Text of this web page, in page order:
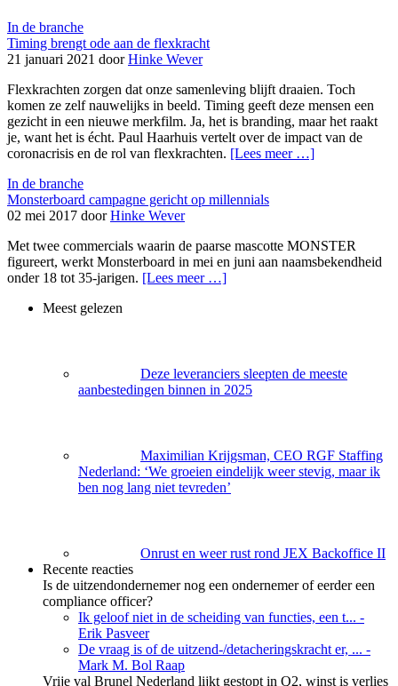
In de branche
Timing brengt ode aan de flexkracht
21 januari 2021 doorHinke Wever
Flexkrachten zorgen dat onze samenleving blijft draaien. Toch
komen ze zelf nauwelijks in beeld. Timing geeft deze mensen een
gezicht in een nieuwe merkfilm. Ja, het is branding, maar het raakt
je, want het is écht. Paul Haarhuis vertelt over de impact van de
coronacrisis en de rol van flexkrachten. [Lees meer …]
In de branche
Monsterboard campagne gericht op millennials
02 mei 2017 doorHinke Wever
Met twee commercials waarin de paarse mascotte MONSTER
figureert, werkt Monsterboard in mei en juni aan naamsbekendheid
onder 18 tot 35-jarigen. [Lees meer …]
Meest gelezen
Deze leveranciers sleepten de meeste
aanbestedingen binnen in 2025
Maximilian Krijgsman, CEO RGF Staffing
Nederland: ‘We groeien eindelijk weer stevig, maar ik
ben nog lang niet tevreden’
Onrust en weer rust rond JEX Backoffice II
Recente reacties
Is de uitzendondernemer nog een ondernemer of eerder een
compliance officer?
Ik geloof niet in de scheiding van functies, een t... -
Erik Pasveer
De vraag is of de uitzend-/detacheringskracht er, ... -
Mark M. Bol Raap
Vrije val Brunel Nederland lijkt gestopt in Q2, winst is verlies